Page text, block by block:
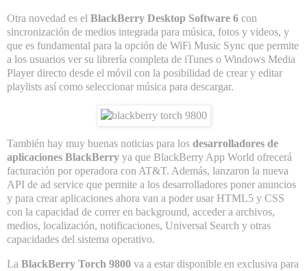
Otra novedad es el BlackBerry Desktop Software 6 con
sincronización de medios integrada para música, fotos y videos, y
que es fundamental para la opción de WiFi Music Sync que permite
a los usuarios ver su librería completa de iTunes o Windows Media
Player directo desde el móvil con la posibilidad de crear y editar
playlists así como seleccionar música para descargar.
También hay muy buenas noticias para los desarrolladores de
aplicaciones BlackBerry ya que BlackBerry App World ofrecerá
facturación por operadora con AT&T. Además, lanzaron la nueva
API de ad service que permite a los desarrolladores poner anuncios
y para crear aplicaciones ahora van a poder usar HTML5 y CSS
con la capacidad de correr en background, acceder a archivos,
medios, localización, notificaciones, Universal Search y otras
capacidades del sistema operativo.
La BlackBerry Torch 9800 va a estar disponible en exclusiva para